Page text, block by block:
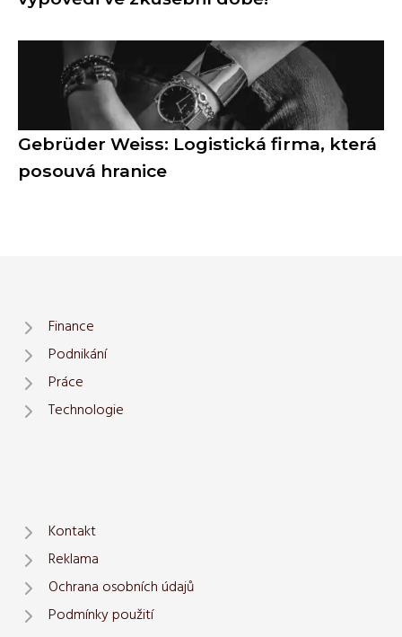
Gebrüder Weiss: Logistická firma, která
posouvá hranice
Finance
Podnikání
Práce
Technologie
Kontakt
Reklama
Ochrana osobních údajů
Podmínky použití